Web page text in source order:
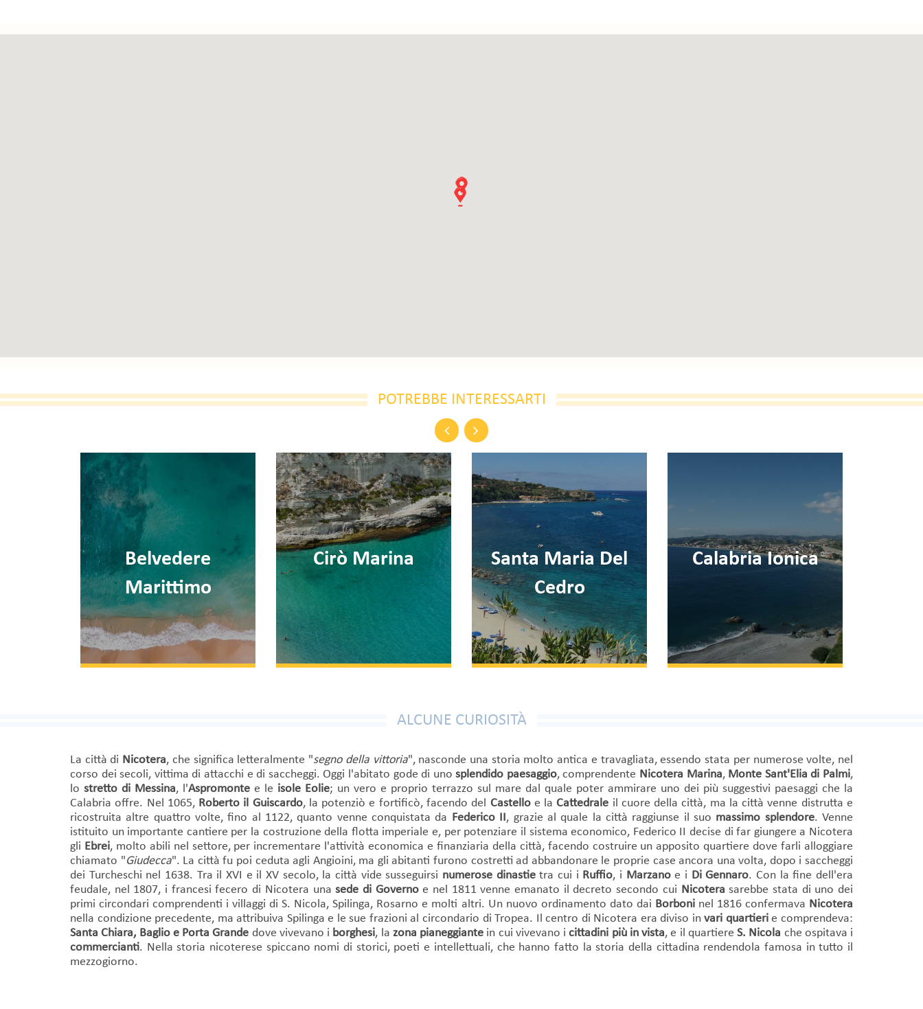
POTREBBE INTERESSARTI
Calabria Tirrenica Squillace Cariati Marina Scalea
Previous
Next
ALCUNE CURIOSITÀ
La città di Nicotera, che significa letteralmente "segno della vittoria", nasconde una storia molto antica e travagliata, essendo stata per numerose volte, nel
corso dei secoli, vittima di attacchi e di saccheggi. Oggi l'abitato gode di unosplendido paesaggio, comprendente Nicotera Marina, Monte Sant'Elia di Palmi,
lo stretto di Messina, l'Aspromonte e le isole Eolie; un vero e proprio terrazzo sul mare dal quale poter ammirare uno dei più suggestivi paesaggi che la
Calabria offre. Nel 1065, Roberto il Guiscardo, la potenziò e fortificò, facendo del Castelloe la Cattedrale il cuore della città, ma la città venne distrutta e
ricostruita altre quattro volte, fino al 1122, quanto venne conquistata da Federico II, grazie al quale la città raggiunse il suo massimo splendore. Venne
istituito un importante cantiere per la costruzione della flotta imperiale e, per potenziare il sistema economico, Federico II decise di far giungere a Nicotera
gli Ebrei, molto abili nel settore, per incrementare l'attività economica e finanziaria della città, facendo costruire un apposito quartiere dove farli alloggiare
chiamato "Giudecca". La città fu poi ceduta agli Angioini, ma gli abitanti furono costretti ad abbandonare le proprie case ancora una volta, dopo i saccheggi
dei Turcheschi nel 1638. Tra il XVI e il XV secolo, la città vide susseguirsi numerose dinastietra cui i Ruffio, i Marzanoe i Di Gennaro. Con la fine dell'era
feudale, nel 1807, i francesi fecero di Nicotera unasede di Governoe nel 1811 venne emanato il decreto secondo cui Nicotera sarebbe stata di uno dei
primi circondari comprendenti i villaggi di S. Nicola, Spilinga, Rosarno e molti altri. Un nuovo ordinamento dato dai Borboninel 1816 confermava Nicotera
nella condizione precedente, ma attribuiva Spilinga e le sue frazioni al circondario di Tropea. Il centro di Nicotera era diviso invari quartierie comprendeva:
Santa Chiara, Baglio e Porta Grande dove vivevano i borghesi, la zona pianeggiante in cui vivevano icittadini più in vista, e il quartiere S. Nicola che ospitava i
commercianti. Nella storia nicoterese spiccano nomi di storici, poeti e intellettuali, che hanno fatto la storia della cittadina rendendola famosa in tutto il
mezzogiorno.